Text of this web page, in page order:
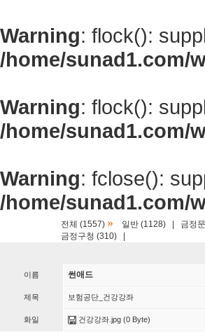
Warning: flock():
/home/sunad1.com/
Warning: flock():
/home/sunad1.com/
Warning: fclose():
/home/sunad1.com/
전체 (1557) » 일반 (1128) 금정
금정구청 (310)
이름 썬애드
제목 보험공단_건강강좌
화일 건강강좌.jpg (0 Byte)